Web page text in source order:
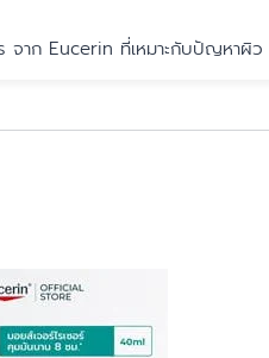
ผิวผสม
ผิวมีจุดด่างดำ
จาก Eucerin ที่เหมาะกับปัญหาผิ